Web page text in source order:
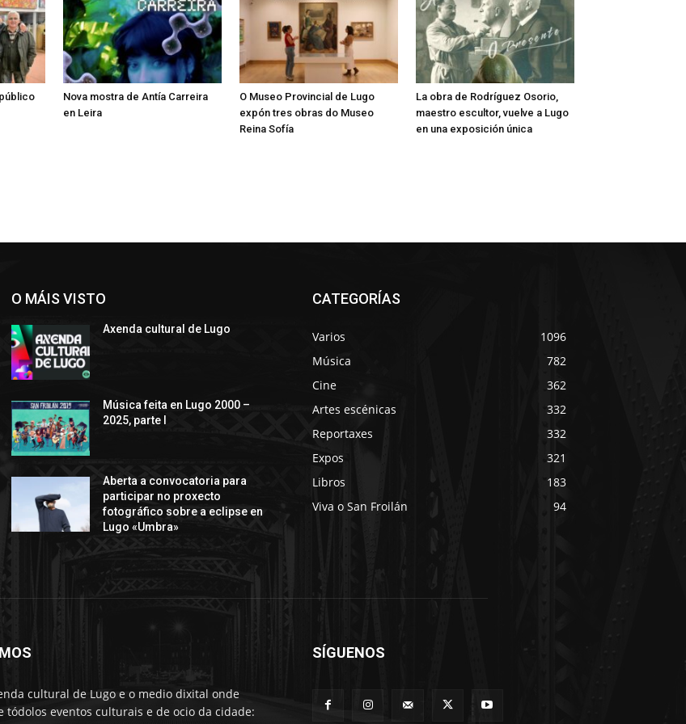
Nova mostra de Antía Carreira
en Leira
O Museo Provincial de Lugo
expón tres obras do Museo
Reina Sofía
La obra de Rodríguez Osorio,
maestro escultor, vuelve a Lugo
en una exposición única
O MÁIS VISTO
Axenda cultural de Lugo
Música feita en Lugo 2000 –
2025, parte I
Aberta a convocatoria para
participar no proxecto
fotográfico sobre a eclipse en
Lugo «Umbra»
CATEGORÍAS
Varios
1096
Música
782
Cine
362
Artes escénicas
332
Reportaxes
332
Expos
321
Libros
183
Viva o San Froilán
94
cultural de Lugo e o medio dixital onde
tódolos eventos culturais e de ocio da cidade:
SÍGUENOS